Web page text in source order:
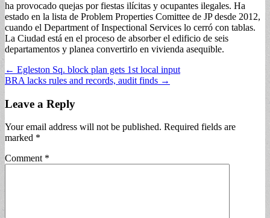
ha provocado quejas por fiestas ilícitas y ocupantes ilegales. Ha
estado en la lista de Problem Properties Comittee de JP desde 2012,
cuando el Department of Inspectional Services lo cerró con tablas.
La Ciudad está en el proceso de absorber el edificio de seis
departamentos y planea convertirlo en vivienda asequible.
Post
navigation
← Egleston Sq. block plan gets 1st local input
BRA lacks rules and records, audit finds →
Leave a Reply
Your email address will not be published. Required fields are
marked *
Comment *